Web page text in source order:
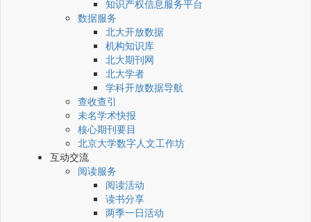
知识产权信息服务平台
数据服务
北大开放数据
机构知识库
北大期刊网
北大学者
学科开放数据导航
查收查引
未名学术快报
核心期刊要目
北京大学数字人文工作坊
互动交流
阅读服务
阅读活动
读书分享
两季一日活动